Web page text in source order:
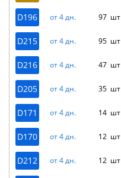
D196 от 4 дн. 97 шт
D215 от 4 дн. 95 шт
D216 от 4 дн. 47 шт
D205 от 4 дн. 35 шт
D171 от 4 дн. 14 шт
D170 от 4 дн. 12 шт
D212 от 4 дн. 12 шт